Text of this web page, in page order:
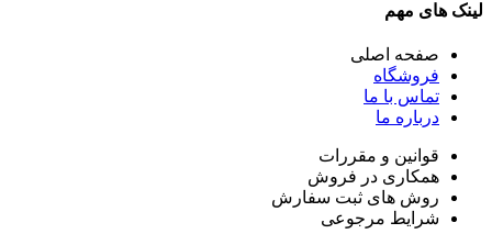
لینک های مهم
صفحه اصلی
فروشگاه
تماس با ما
درباره ما
قوانین و مقررات
همکاری در فروش
روش های ثبت سفارش
شرایط مرجوعی